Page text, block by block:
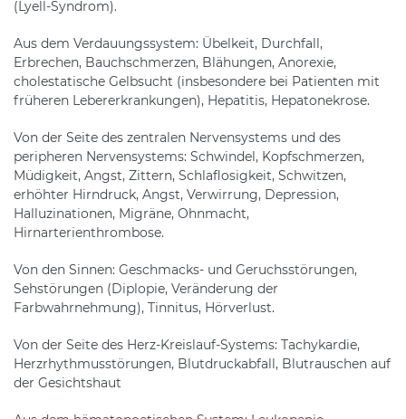
(Lyell-Syndrom).
Aus dem Verdauungssystem: Übelkeit, Durchfall,
Erbrechen, Bauchschmerzen, Blähungen, Anorexie,
cholestatische Gelbsucht (insbesondere bei Patienten mit
früheren Lebererkrankungen), Hepatitis, Hepatonekrose.
Von der Seite des zentralen Nervensystems und des
peripheren Nervensystems: Schwindel, Kopfschmerzen,
Müdigkeit, Angst, Zittern, Schlaflosigkeit, Schwitzen,
erhöhter Hirndruck, Angst, Verwirrung, Depression,
Halluzinationen, Migräne, Ohnmacht,
Hirnarterienthrombose.
Von den Sinnen: Geschmacks- und Geruchsstörungen,
Sehstörungen (Diplopie, Veränderung der
Farbwahrnehmung), Tinnitus, Hörverlust.
Von der Seite des Herz-Kreislauf-Systems: Tachykardie,
Herzrhythmusstörungen, Blutdruckabfall, Blutrauschen auf
der Gesichtshaut